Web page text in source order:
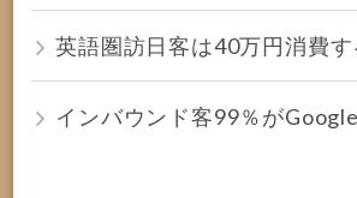
英語圏訪日客は40万円消費す
インバウンド客99％が